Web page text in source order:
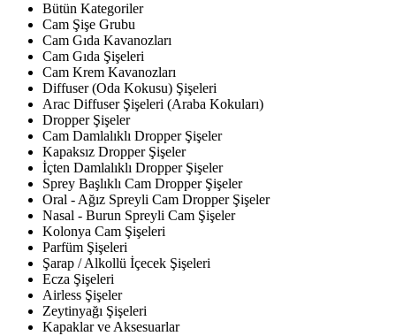
Bütün Kategoriler
Cam Şişe Grubu
Cam Gıda Kavanozları
Cam Gıda Şişeleri
Cam Krem Kavanozları
Diffuser (Oda Kokusu) Şişeleri
Arac Diffuser Şişeleri (Araba Kokuları)
Dropper Şişeler
Cam Damlalıklı Dropper Şişeler
Kapaksız Dropper Şişeler
İçten Damlalıklı Dropper Şişeler
Sprey Başlıklı Cam Dropper Şişeler
Oral - Ağız Spreyli Cam Dropper Şişeler
Nasal - Burun Spreyli Cam Şişeler
Kolonya Cam Şişeleri
Parfüm Şişeleri
Şarap / Alkollü İçecek Şişeleri
Ecza Şişeleri
Airless Şişeler
Zeytinyağı Şişeleri
Kapaklar ve Aksesuarlar